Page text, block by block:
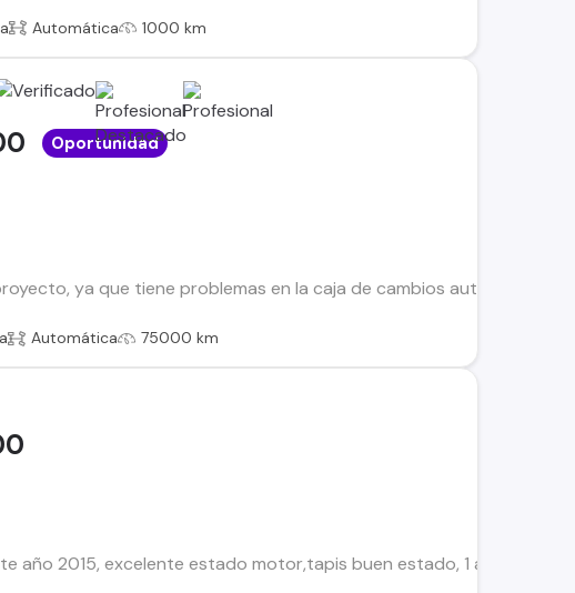
Automática 1000 km
ya que tiene problemas en la caja de cambios automatica,
Oportunidad
Automática 75000 km
año 2015, excelente estado motor,tapis buen estado, 1 año de